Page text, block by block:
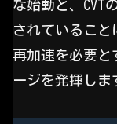
な始動と、CVT
されていること
再加速を必要と
ージを発揮しま